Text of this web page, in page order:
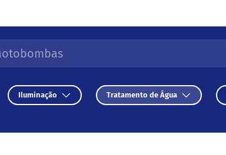
Iluminação Tratamento de Água